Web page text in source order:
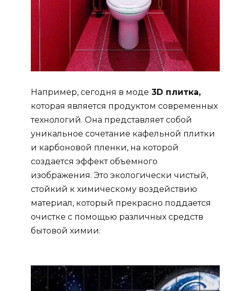
Например, сегодня в моде 3D плитка,
которая является продуктом современных
технологий. Она представляет собой
уникальное сочетание кафельной плитки
и карбоновой пленки, на которой
создается эффект объемного
изображения. Это экологически чистый,
стойкий к химическому воздействию
материал, который прекрасно поддается
очистке с помощью различных средств
бытовой химии.